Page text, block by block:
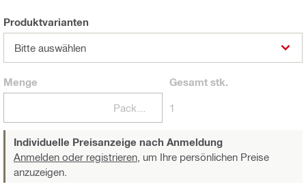
Produktvarianten
Bitte auswählen
Menge Gesamtstk.
1
Individuelle Preisanzeige nach Anmeldung
Anmelden oder registrieren, um Ihre persönlichen Preise
anzuzeigen.